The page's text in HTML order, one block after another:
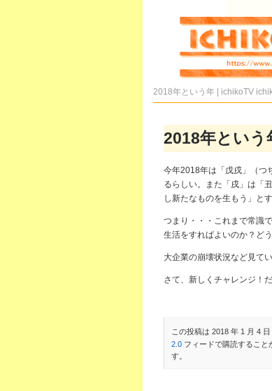
2018年という年 | ichikoTV
2018年という
今年2018年は「戊戌」（つ
るらしい。また「戌」は「
し新たなものを生もう」と
つまり・・・これまで常識
生活をすればよいのか？ど
大企業の崩壊状況など見て
さて、新しくチャレンジ！
この投稿は 2018 年 1 月 4
2.0フィードで購読すること
す。